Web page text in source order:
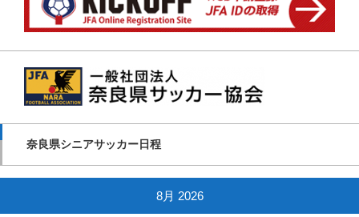
奈良県シニアサッカー日程
8月 2026